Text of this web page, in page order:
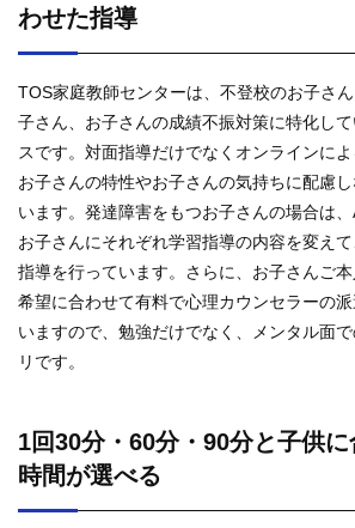
わせた指導
TOS家庭教師センターは、不登校のお子さ
子さん、お子さんの成績不振対策に特化し
スです。対面指導だけでなくオンラインによ
お子さんの特性やお子さんの気持ちに配慮
います。発達障害をもつお子さんの場合は
お子さんにそれぞれ学習指導の内容を変え
指導を行っています。さらに、お子さんご
希望に合わせて有料で心理カウンセラーの
いますので、勉強だけでなく、メンタル面
リです。
1回30分・60分・90分と子供
時間が選べる